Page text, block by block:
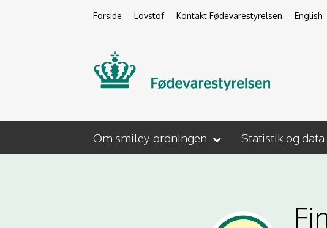
Forside Lovstof Kontakt Fødevarestyrelsen English
Om smiley-ordningen Statistik og data